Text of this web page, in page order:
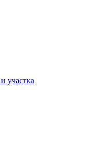
участка